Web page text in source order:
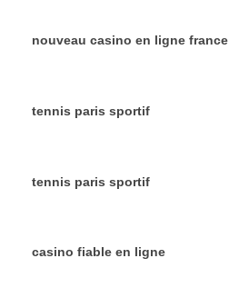
nouveau casino en ligne france
tennis paris sportif
tennis paris sportif
casino fiable en ligne